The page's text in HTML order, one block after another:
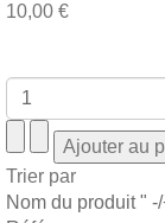
10,00 €
Trier par
Nom du produit "